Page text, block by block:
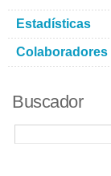
Estadísticas
Colaboradores
Buscador